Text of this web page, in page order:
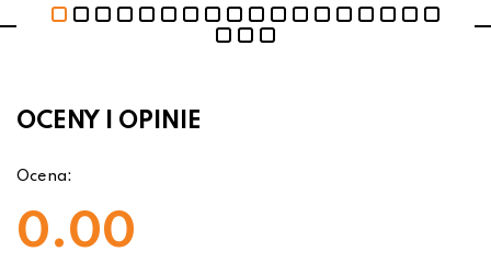
OCENY I OPINIE
Ocena:
0.00